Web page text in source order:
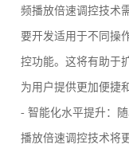
频播放倍速调控技术
要开发适用于不同操
控功能。这将有助于
为用户提供更加便捷
- 智能化水平提升：
播放倍速调控技术将